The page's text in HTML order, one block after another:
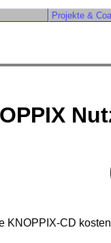
Projekte &
KNOPPIX-CD